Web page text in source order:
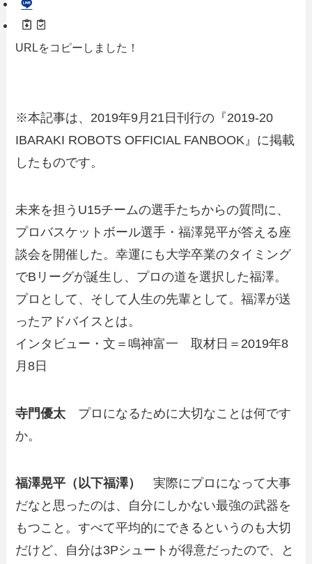
URLをコピーしました！
※本記事は、2019年9月21日刊行の『2019-20
IBARAKI ROBOTS OFFICIAL FANBOOK』に掲載
したものです。
未来を担うU15チームの選手たちからの質問に、
プロバスケットボール選手・福澤晃平が答える座
談会を開催した。幸運にも大学卒業のタイミング
でBリーグが誕生し、プロの道を選択した福澤。
プロとして、そして人生の先輩として。福澤が送
ったアドバイスとは。
インタビュー・文＝鳴神富一 取材日＝2019年8
月8日
寺門優太 プロになるために大切なことは何です
か。
福澤晃平（以下福澤）
実際にプロになって大事
だなと思ったのは、自分にしかない最強の武器を
もつこと。すべて平均的にできるというのも大切
だけど、自分は3Pシュートが得意だったので、と